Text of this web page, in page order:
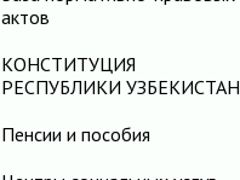
актов
КОНСТИТУЦИЯ
РЕСПУБЛИКИ УЗБЕКИСТАН
Пенсии и пособия